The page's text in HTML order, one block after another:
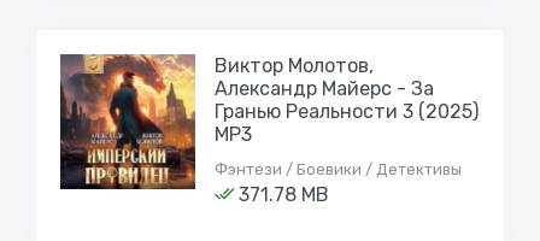
Виктор Молотов,
Александр Майерс - За
Гранью Реальности 3 (2025)
МР3
Фэнтези / Боевики / Детективы
371.78 MB